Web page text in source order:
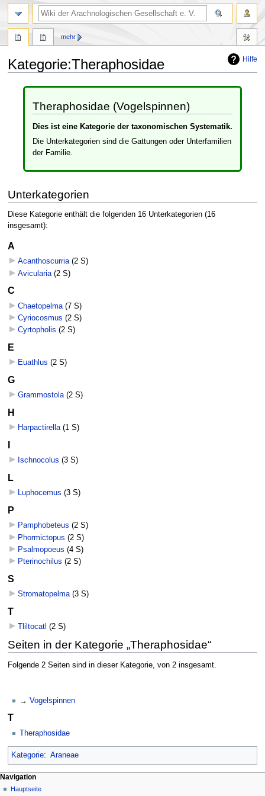
Hilfe
Kategorie:Theraphosidae
springen
springenTheraphosidae (Vogelspinnen)
Dies ist eine Kategorie der taxonomischen Systematik.
Die Unterkategorien sind die Gattungen oder Unterfamilien
der Familie.
Unterkategorien
Diese Kategorie enthält die folgenden 16 Unterkategorien (16
insgesamt):
A
Acanthoscurria‎ (2 S)
Avicularia‎ (2 S)
C
Chaetopelma‎ (7 S)
Cyriocosmus (2 S)
Cyrtopholis (2 S)
E
Euathlus (2 S)
G
Grammostola‎ (2 S)
H
Harpactirella‎ (1 S)
I
Ischnocolus (3 S)
L
Luphocemus (3 S)
P
Pamphobeteus (2 S)
Phormictopus (2 S)
Psalmopoeus (4 S)
Pterinochilus (2 S)
S
Stromatopelma‎ (3 S)
T
Tliltocatl (2 S)
Seiten in der Kategorie „Theraphosidae“
Folgende 2 Seiten sind in dieser Kategorie, von 2 insgesamt.
Vogelspinnen
T
Theraphosidae
Kategorie: Araneae
mehr
Navigation
Hauptseite